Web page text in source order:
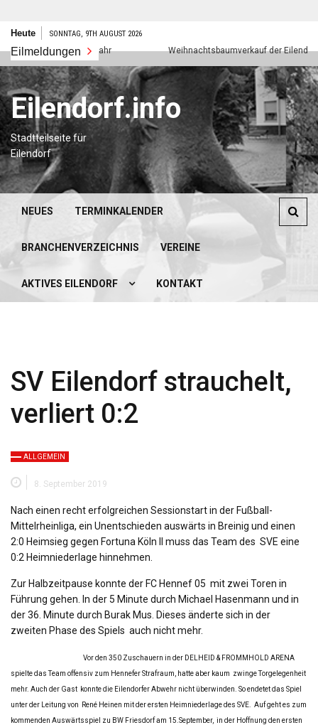
Zum
springen
Heute SONNTAG, 9TH AUGUST 2026
Eilmeldungen
Frohes neues Jahr Weihnachtsbaumverkauf der Eilendorfer
Eilendorf.info
Stadtteilseite für
Eilendorf
NEUES TERMINKALENDER
BRANCHENVERZEICHNIS VEREINE
AKTIVES EILENDORF KONTAKT
SV Eilendorf strauchelt,
verliert 0:2
ALLGEMEIN
8. September 2019
Nach einen recht erfolgreichen Sessionstart in der Fußball-
Mittelrheinliga, ein Unentschieden auswärts in Breinig und einen
2:0 Heimsieg gegen Fortuna Köln II muss das Team des SVE eine
0:2 Heimniederlage hinnehmen.
Zur Halbzeitpause konnte der FC Hennef 05 mit zwei Toren in
Führung gehen. In der 5 Minute durch Michael Hasenmann und in
der 36. Minute durch Burak Mus. Dieses änderte sich in der
zweiten Phase des Spiels auch nicht mehr.
Vor den 350 Zuschauern in der DELHEID & FROMMHOLD ARENA
spielte das Team offensiv zum Hennefer Strafraum, hatte aber kaum zwinge Torgelegenheit
mehr. Auch der Gast konnte die Eilendorfer Abwehr nicht überwinden. So endetet das Spiel
unter der Leitung von René Heinen mit der ersten Heimniederlage des SVE. Auf geht es zum
kommenden Auswärtsspiel zu BW Friesdorf am 15.September, in der Hoffnung den ersten